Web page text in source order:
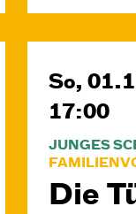
So,
17:00
JUNGES
Die